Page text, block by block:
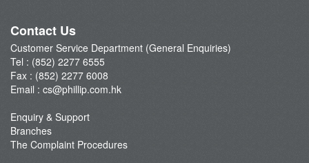
Contact Us
Customer Service Department (General Enquiries)
Tel : (852) 2277 6555
Fax : (852) 2277 6008
Email : cs@phillip.com.hk
Enquiry & Support
Branches
The Complaint Procedures